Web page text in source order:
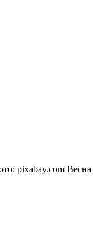
pixabay.com Весна